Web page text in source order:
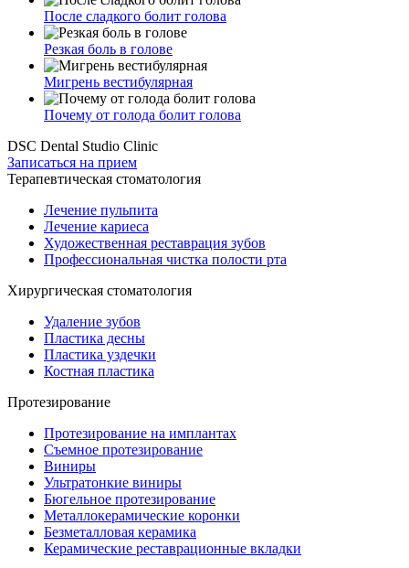
После сладкого болит голова
Резкая боль в голове
Мигрень вестибулярная
Почему от голода болит голова
DSC Dental Studio Clinic
Записаться на прием
Терапевтическая стоматология
Лечение пульпита
Лечение кариеса
Художественная реставрация зубов
Профессиональная чистка полости рта
Хирургическая стоматология
Удаление зубов
Пластика десны
Пластика уздечки
Костная пластика
Протезирование
Протезирование на имплантах
Съемное протезирование
Виниры
Ультратонкие виниры
Бюгельное протезирование
Металлокерамические коронки
Безметалловая керамика
Керамические реставрационные вкладки